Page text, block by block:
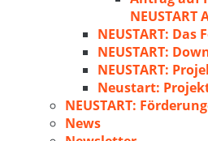
NEUSTART
NEUSTART:
NEUSTART:
NEUSTART:
Neustart:
NEUSTART:
News